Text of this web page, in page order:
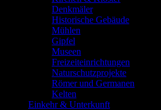
Denkmäler
Historische Gebäude
Mühlen
Gipfel
Museen
Freizeiteinrichtungen
Naturschutzprojekte
Römer und Germanen
Kelten
Einkehr & Unterkunft